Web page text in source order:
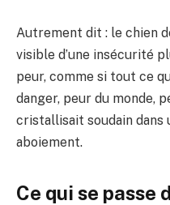
Autrement dit : le chien
visible d’une insécurité
peur, comme si tout ce
danger, peur du monde,
cristallisait soudain dans
aboiement.
Ce qui se passe